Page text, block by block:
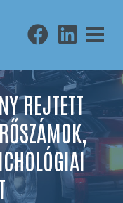
REJTETT